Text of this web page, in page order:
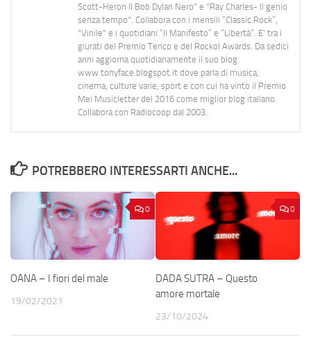
Scott-Heron Il Bob Dylan Nero" e "Ray Charles- Il genio
senza tempo". Collabora con i mensili “Classic Rock”,
"Vinile" e i quotidiani “Il Manifesto” e “Libertà”. E' tra i
giurati del Premio Tenco e del Rockol Awards. Da sedici
anni aggiorna quotidianamente il suo blog
www.tonyface.blogspot.it dove parla di musica,
cinema, culture varie, sport e con cui ha vinto il Premio
Mei Musicletter del 2016 come miglior blog italiano.
Collabora con Radiocoop dal 2003.
POTREBBERO INTERESSARTI ANCHE...
0
OANA – I fiori del male
19/02/2021
0
DADA SUTRA – Questo
amore mortale
23/10/2024